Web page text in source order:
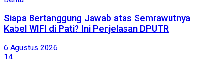
Siapa Bertanggung Jawab atas Semrawutnya
Kabel WIFI di Pati? Ini Penjelasan DPUTR
6 Agustus 2026
14